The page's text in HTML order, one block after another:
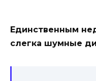
Единственным
слегка шумные